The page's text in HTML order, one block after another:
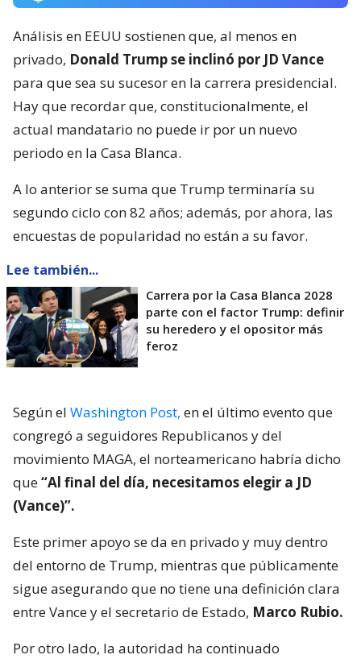
Análisis en EEUU sostienen que, al menos en
privado, Donald Trump se inclinó por JD Vance
para que sea su sucesor en la carrera presidencial.
Hay que recordar que, constitucionalmente, el
actual mandatario no puede ir por un nuevo
periodo en la Casa Blanca.
A lo anterior se suma que Trump terminaría su
segundo ciclo con 82 años; además, por ahora, las
encuestas de popularidad no están a su favor.
Lee también...
Carrera por la Casa Blanca 2028
parte con el factor Trump: definir
su heredero y el opositor más
feroz
Según el Washington Post, en el último evento que
congregó a seguidores Republicanos y del
movimiento MAGA, el norteamericano habría dicho
que“Al final del día, necesitamos elegir a JD
(Vance)”.
Este primer apoyo se da en privado y muy dentro
del entorno de Trump, mientras que públicamente
sigue asegurando que no tiene una definición clara
entre Vance y el secretario de Estado, Marco Rubio.
Por otro lado, la autoridad ha continuado